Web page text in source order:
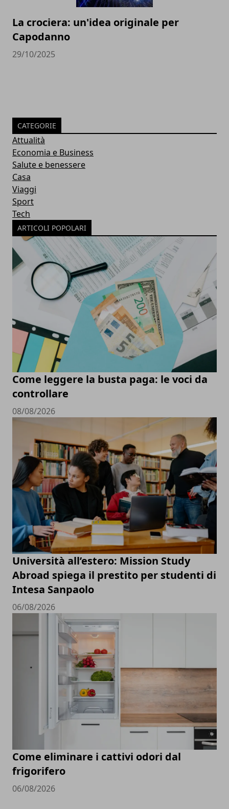
La crociera: un'idea originale per
Capodanno
29/10/2025
CATEGORIE
Attualità
Economia e Business
Salute e benessere
Casa
Viaggi
Sport
Tech
ARTICOLI POPOLARI
Come leggere la busta paga: le voci da
controllare
08/08/2026
Università all’estero: Mission Study
Abroad spiega il prestito per studenti di
Intesa Sanpaolo
06/08/2026
Come eliminare i cattivi odori dal
frigorifero
06/08/2026